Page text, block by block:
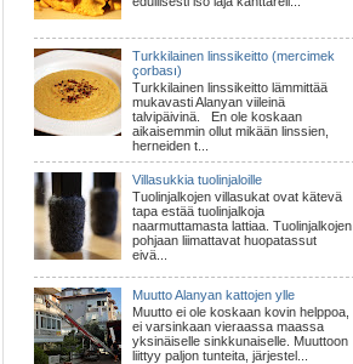
Turkkilainen linssikeitto (mercimek
çorbası)
Turkkilainen linssikeitto lämmittää
mukavasti Alanyan viileinä
talvipäivinä. En ole koskaan
aikaisemmin ollut mikään linssien,
herneiden t...
Villasukkia tuolinjaloille
Tuolinjalkojen villasukat ovat kätevä
tapa estää tuolinjalkoja
naarmuttamasta lattiaa. Tuolinjalkojen
pohjaan liimattavat huopatassut
eivä...
Muutto Alanyan kattojen ylle
Muutto ei ole koskaan kovin helppoa,
ei varsinkaan vieraassa maassa
yksinäiselle sinkkunaiselle. Muuttoon
liittyy paljon tunteita, järjestel...